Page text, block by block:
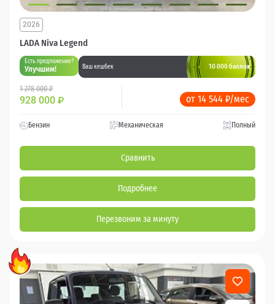
LADA Niva Legend
2026
Есть предложение?
Улучшим! Ваш кешбек 10 000 баллов
1 278 000 ₽
928 000 ₽ от 14 544 ₽/мес
Бензин Механическая Полный
Сравнить
Подробнее
Перезвоним за минуту